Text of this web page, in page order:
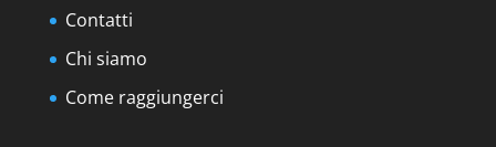
Contatti
Chi siamo
Come raggiungerci